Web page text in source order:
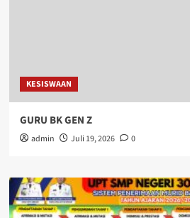
KESISWAAN
GURU BK GEN Z
admin Juli 19, 2026 0